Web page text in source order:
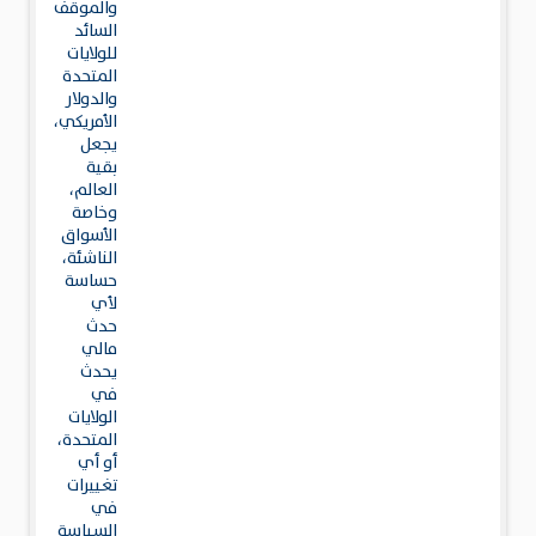
والموقف
السائد
للولايات
المتحدة
والدولار
الأمريكي،
يجعل
بقية
العالم،
وخاصة
الأسواق
الناشئة،
حساسة
لأي
حدث
مالي
يحدث
في
الولايات
المتحدة،
أو أي
تغييرات
في